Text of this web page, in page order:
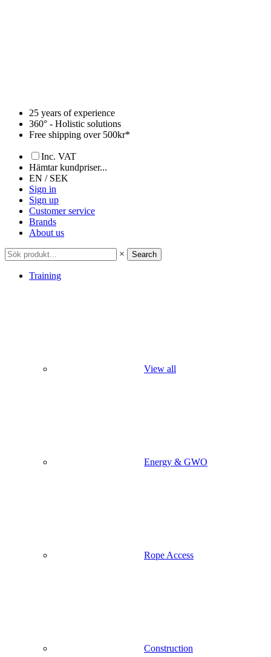
25 years of experience
360° - Holistic solutions
Free shipping over 500kr*
Inc. VAT
Hämtar kundpriser...
EN / SEK
Sign in
Sign up
Customer service
Brands
About us
× Search
Training
View all
Energy & GWO
Rope Access
Construction